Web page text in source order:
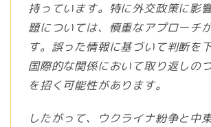
持っています。特に外交政策に影
題については、慎重なアプローチ
す。誤った情報に基づいて判断を
国際的な関係において取り返しの
を招く可能性があります。
したがって、ウクライナ紛争と中